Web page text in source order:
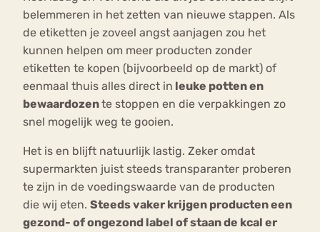
belemmeren in het zetten van nieuwe stappen. Als
de etiketten je zoveel angst aanjagen zou het
kunnen helpen om meer producten zonder
etiketten te kopen (bijvoorbeeld op de markt) of
eenmaal thuis alles direct in leuke potten en
bewaardozente stoppen en die verpakkingen zo
snel mogelijk weg te gooien.
Het is en blijft natuurlijk lastig. Zeker omdat
supermarkten juist steeds transparanter proberen
te zijn in de voedingswaarde van de producten
die wij eten. Steeds vaker krijgen producten een
gezond- of ongezond label of staan de kcal er